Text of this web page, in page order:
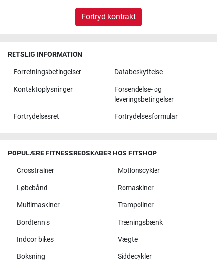
Fortryd kontrakt
RETSLIG INFORMATION
Forretningsbetingelser Databeskyttelse
Kontaktoplysninger
Forsendelse- og
leveringsbetingelser
Fortrydelsesret Fortrydelsesformular
POPULÆRE FITNESSREDSKABER HOS FITSHOP
Crosstrainer Motionscykler
Løbebånd Romaskiner
Multimaskiner Trampoliner
Bordtennis Træningsbænk
Indoor bikes Vægte
Boksning Siddecykler